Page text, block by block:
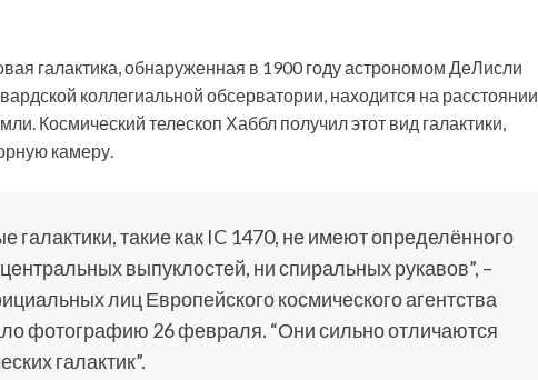
галактика, обнаруженная в 1900 году астрономом ДеЛисли
коллегиальной обсерватории, находится на расстоянии
Космический телескоп Хаббл получил этот вид галактики,
камеру.
галактики, такие как IC 1470, не имеют определённого
выпуклостей, ни спиральных рукавов”, –
лиц Европейского космического агентства
фотографию 26 февраля. “Они сильно отличаются
галактик”.